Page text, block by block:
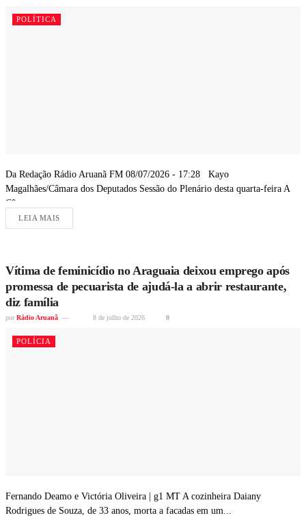
POLÍTICA
Da Redação Rádio Aruanã FM 08/07/2026 - 17:28 Kayo
Magalhães/Câmara dos Deputados Sessão do Plenário desta quarta-feira A
Câmara...
LEIA MAIS
Vítima de feminicídio no Araguaia deixou emprego após
promessa de pecuarista de ajudá-la a abrir restaurante,
diz família
por Rádio Aruanã 8 de julho de 2026 0
POLÍCIA
Fernando Deamo e Victória Oliveira | g1 MT A cozinheira Daiany
Rodrigues de Souza, de 33 anos, morta a facadas em um...